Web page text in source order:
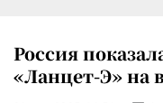
Россия
«Ланцет-Э» на